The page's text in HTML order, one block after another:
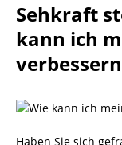
Sehkraft
kann ich
verbessern
Haben Sie sich